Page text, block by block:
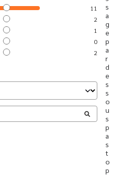
11
2
1
0
2
s
a
g
e
p
a
r
d
e
s
s
o
u
s
p
a
s
t
o
p